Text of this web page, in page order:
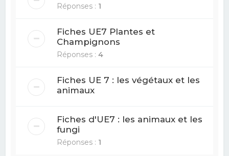
Réponses : 1
Fiches UE7 Plantes et
Champignons
Réponses :4
Fiches UE 7 : les végétaux et les
animaux
Fiches d'UE7 : les animaux et les
fungi
Réponses : 1